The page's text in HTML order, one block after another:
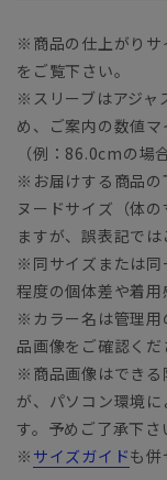
※商品の仕上がりサ
をご覧下さい。
※スリーブはアジャ
め、ご案内の数値
（例：86.0cmの場
※お届けする商品の
ヌードサイズ（体
ますが、誤表記では
※同サイズまたは
程度の個体差や着用
※カラー名は管理用
品画像をご確認くだ
※商品画像はできる
が、パソコン環境
す。予めご了承下さ
※ サイズガイドも併